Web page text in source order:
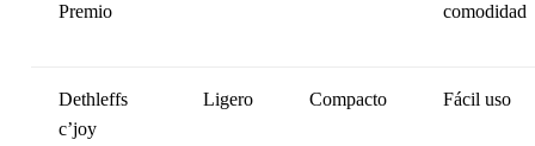
Premio
comodidad
Dethleffs
c’joy
Ligero Compacto Fácil uso